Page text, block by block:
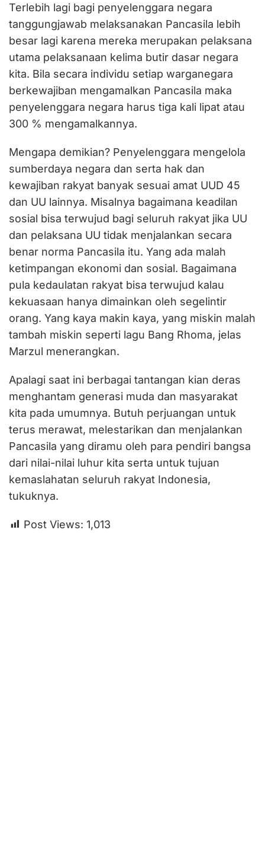
Terlebih lagi bagi penyelenggara negara
tanggungjawab melaksanakan Pancasila lebih
besar lagi karena mereka merupakan pelaksana
utama pelaksanaan kelima butir dasar negara
kita. Bila secara individu setiap warganegara
berkewajiban mengamalkan Pancasila maka
penyelenggara negara harus tiga kali lipat atau
300 % mengamalkannya.
Mengapa demikian? Penyelenggara mengelola
sumberdaya negara dan serta hak dan
kewajiban rakyat banyak sesuai amat UUD 45
dan UU lainnya. Misalnya bagaimana keadilan
sosial bisa terwujud bagi seluruh rakyat jika UU
dan pelaksana UU tidak menjalankan secara
benar norma Pancasila itu. Yang ada malah
ketimpangan ekonomi dan sosial. Bagaimana
pula kedaulatan rakyat bisa terwujud kalau
kekuasaan hanya dimainkan oleh segelintir
orang. Yang kaya makin kaya, yang miskin malah
tambah miskin seperti lagu Bang Rhoma, jelas
Marzul menerangkan.
Apalagi saat ini berbagai tantangan kian deras
menghantam generasi muda dan masyarakat
kita pada umumnya. Butuh perjuangan untuk
terus merawat, melestarikan dan menjalankan
Pancasila yang diramu oleh para pendiri bangsa
dari nilai-nilai luhur kita serta untuk tujuan
kemaslahatan seluruh rakyat Indonesia,
tukuknya.
Post Views: 1,013